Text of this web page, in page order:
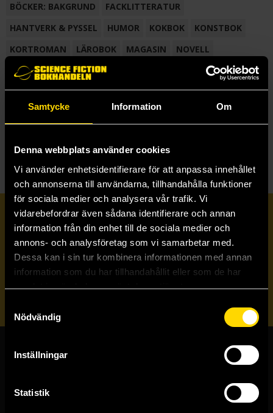
Samtycke Information Om
Denna webbplats använder cookies
Vi använder enhetsidentifierare för att anpassa innehållet
och annonserna till användarna, tillhandahålla funktioner
för sociala medier och analysera vår trafik. Vi
vidarebefordrar även sådana identifierare och annan
information från din enhet till de sociala medier och
annons- och analysföretag som vi samarbetar med.
Dessa kan i sin tur kombinera informationen med annan
information som du har tillhandahållit eller som de har
samlat in när du har använt deras tjänster.
Nödvändig
Inställningar
Statistik
BÖCKER: BAKGRUND
FACKLITTERATUR
HANTVERK & PYSSEL
HUMOR KOKBOK
KONSTBOK
KORTROMAN
LÄROBOK MAGASIN
NOVELL
NOVELLMAGASIN
NOVELLSAMLING
ROMAN
SAMLINGSVOLYM
TECKNA & MÅLA TECKNAD SERIE
Å
Prenumerera på vårt nyhetsbrev
Veckobrevet
Skicka
Stockholmsbutiken